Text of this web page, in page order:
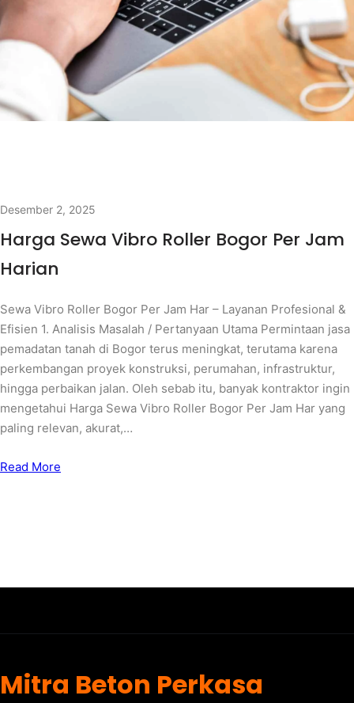
Desember 2, 2025
Harga Sewa Vibro Roller Bogor Per Jam
Harian
Sewa Vibro Roller Bogor Per Jam Har – Layanan Profesional &
Efisien 1. Analisis Masalah / Pertanyaan Utama Permintaan jasa
pemadatan tanah di Bogor terus meningkat, terutama karena
perkembangan proyek konstruksi, perumahan, infrastruktur,
hingga perbaikan jalan. Oleh sebab itu, banyak kontraktor ingin
mengetahui Harga Sewa Vibro Roller Bogor Per Jam Har yang
paling relevan, akurat,…
Read More
Mitra Beton Perkasa